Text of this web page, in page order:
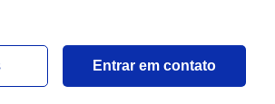
Entrar em contato